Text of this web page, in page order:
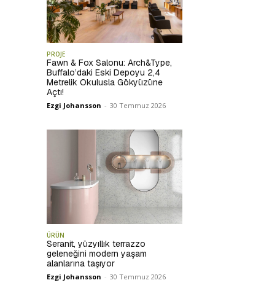
PROJE
Fawn & Fox Salonu: Arch&Type,
Buffalo’daki Eski Depoyu 2,4
Metrelik Okulusla Gökyüzüne
Açtı!
Ezgi Johansson - 30 Temmuz 2026
ÜRÜN
Seranit, yüzyıllık terrazzo
geleneğini modern yaşam
alanlarına taşıyor
Ezgi Johansson - 30 Temmuz 2026